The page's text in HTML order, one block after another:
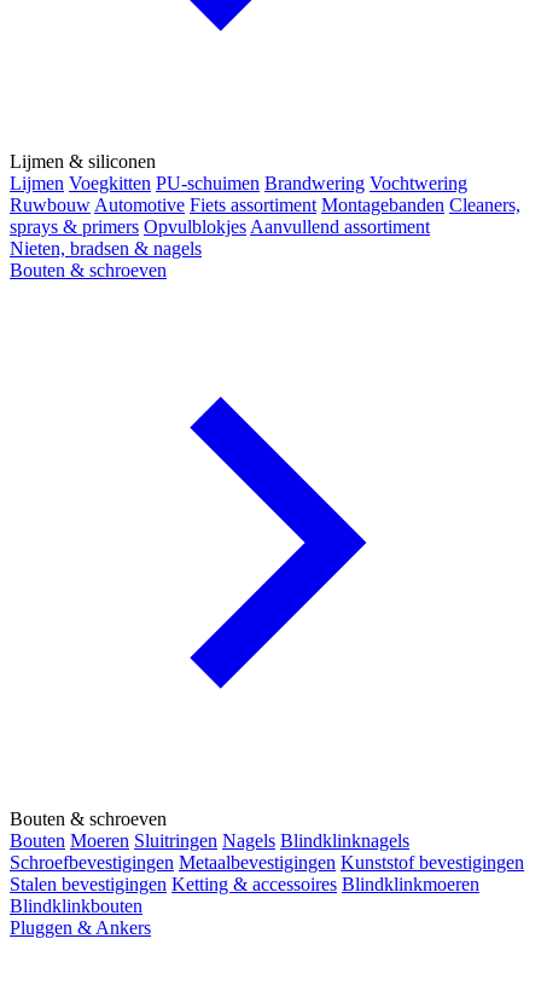
Lijmen & siliconen
Lijmen Voegkitten PU-schuimen Brandwering Vochtwering
Ruwbouw Automotive Fiets assortiment Montagebanden Cleaners,
sprays & primers Opvulblokjes Aanvullend assortiment
Nieten, bradsen & nagels
Bouten & schroeven
Bouten & schroeven
Bouten Moeren Sluitringen Nagels Blindklinknagels
Schroefbevestigingen Metaalbevestigingen Kunststof bevestigingen
Stalen bevestigingen Ketting & accessoires Blindklinkmoeren
Blindklinkbouten
Pluggen & Ankers